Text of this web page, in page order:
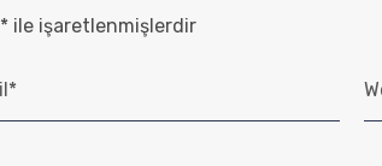
*ile işaretlenmişlerdir